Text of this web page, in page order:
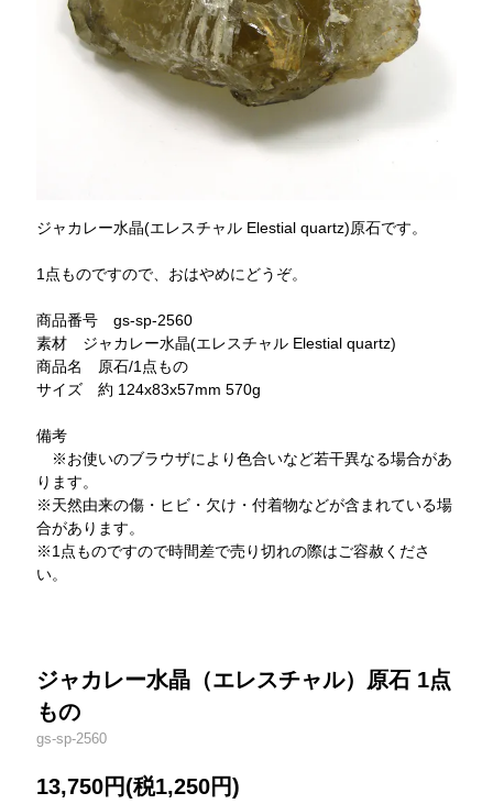
ジャカレー水晶(エレスチャル Elestial quartz)原石です。
1点ものですので、おはやめにどうぞ。
商品番号 gs-sp-2560
素材 ジャカレー水晶(エレスチャル Elestial quartz)
商品名 原石/1点もの
サイズ 約 124x83x57mm 570g
備考
※お使いのブラウザにより色合いなど若干異なる場合があ
ります。
※天然由来の傷・ヒビ・欠け・付着物などが含まれている場
合があります。
※1点ものですので時間差で売り切れの際はご容赦くださ
い。
ジャカレー水晶（エレスチャル）原石 1点
もの
gs-sp-2560
13,750円(税1,250円)